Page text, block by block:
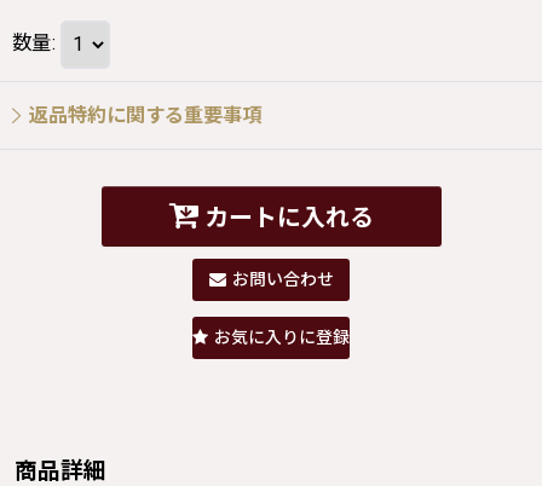
数量:
返品特約に関する重要事項
カートに入れる
お問い合わせ
お気に入りに登録
商品詳細